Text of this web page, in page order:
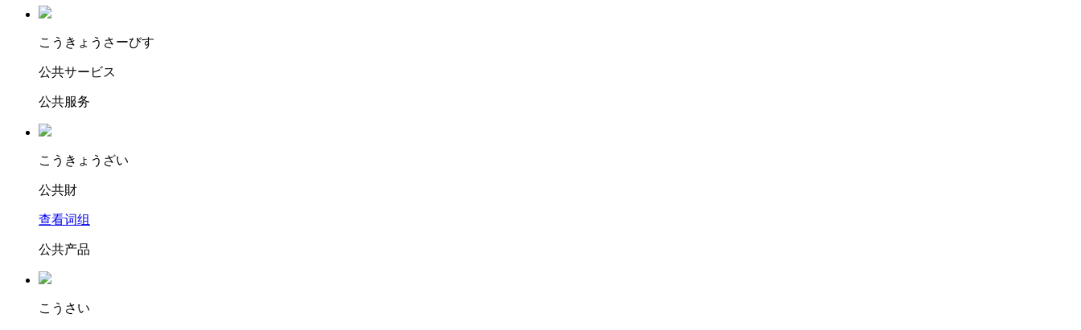
こ うきょうさ ーびす
公共サービス
公共服务
こ うきょ うざい
公共財
查看词组
公共产品
こ うさい